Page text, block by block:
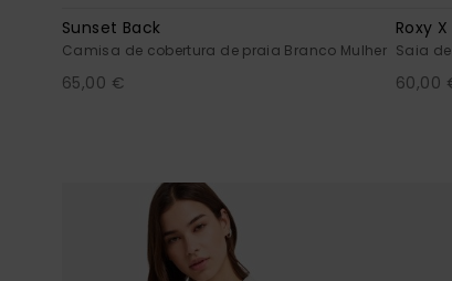
Sunset Back
Camisa de cobertura de praia Branco Mulher
65,00 €
Roxy
Saia
60,00